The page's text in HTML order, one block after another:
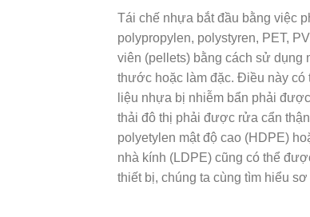
Tái chế nhựa bắt đầu bằng việc
polypropylen, polystyren, PET,
viên (pellets) bằng cách sử dụng
thước hoặc làm đặc. Điều này có
liệu nhựa bị nhiễm bẩn phải
thải đô thị phải được rửa cẩn
polyetylen mật độ cao (HDPE)
nhà kính (LDPE) cũng có thể
thiết bị, chúng ta cùng tìm hiểu